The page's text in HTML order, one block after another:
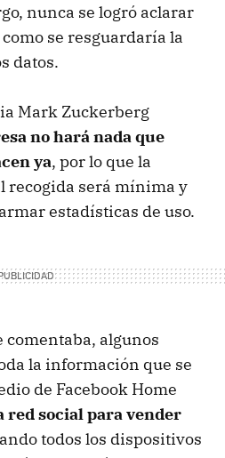
nunca se logró aclarar
se resguardaría la
datos.
Mark Zuckerberg
no hará nada que
ya, por lo que la
recogida será mínima y
estadísticas de uso.
comentaba, algunos
la información que se
de Facebook Home
red social para vender
todos los dispositivos